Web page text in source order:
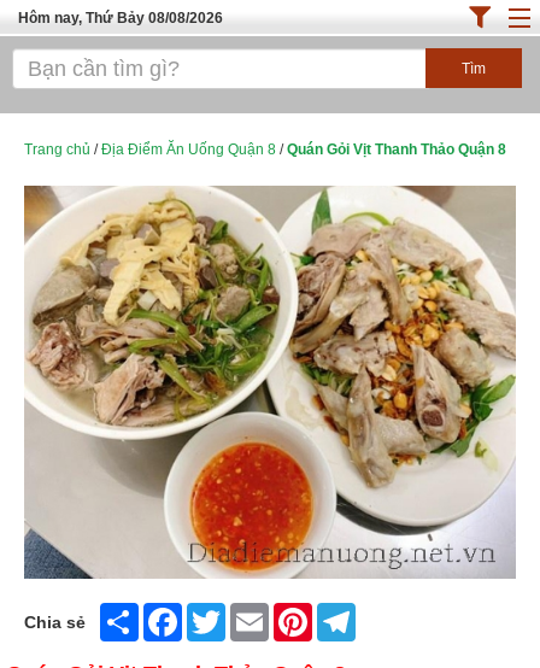
Hôm nay, Thứ Bảy 08/08/2026
Trang chủ
Cafe - Kem- Trà Sữa
Bánh - Đồ Ăn Vặt
Thực Phẩm Nông Hải Sản
Top Quán Ăn Sài Gòn
Trang chủ /Địa Điểm Ăn Uống Quận 8 /Quán Gỏi Vịt Thanh Thảo Quận 8
Chia sẻ Share FacebookTwitter Email Pinterest